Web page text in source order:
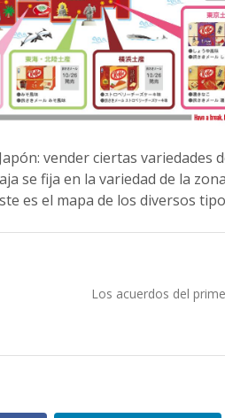
vender ciertas variedades
se fija en la variedad de la
es el mapa de los diversos
Next
Los acuerdos del